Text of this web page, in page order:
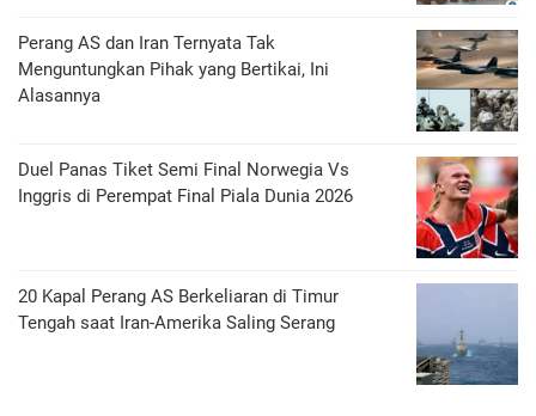
Perang AS dan Iran Ternyata Tak
Menguntungkan Pihak yang Bertikai, Ini
Alasannya
Duel Panas Tiket Semi Final Norwegia Vs
Inggris di Perempat Final Piala Dunia 2026
20 Kapal Perang AS Berkeliaran di Timur
Tengah saat Iran-Amerika Saling Serang